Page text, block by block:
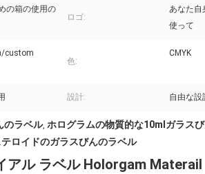
の箱の使用の
ロゴ:
あなた自
使って
custom
色:
CMYK
設計: 自由な設
のラベル, ホログラムの物質的な10mlガラス
ロイドのガラスびんのラベル
アル ラベル Holorgam Materail